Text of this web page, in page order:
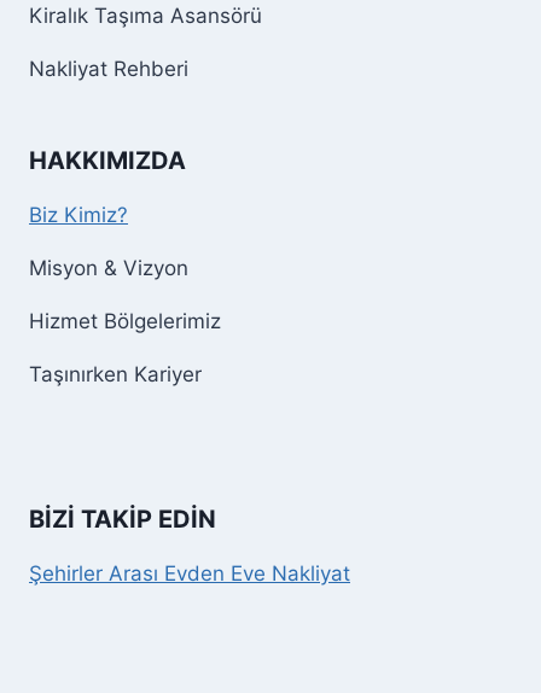
Kiralık Taşıma Asansörü
Nakliyat Rehberi
HAKKIMIZDA
Biz Kimiz?
Misyon & Vizyon
Hizmet Bölgelerimiz
Taşınırken Kariyer
BİZİ TAKİP EDİN
Şehirler Arası Evden Eve Nakliyat